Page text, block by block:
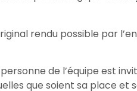
rendu possible par
de l’équipe est
que soient sa place et